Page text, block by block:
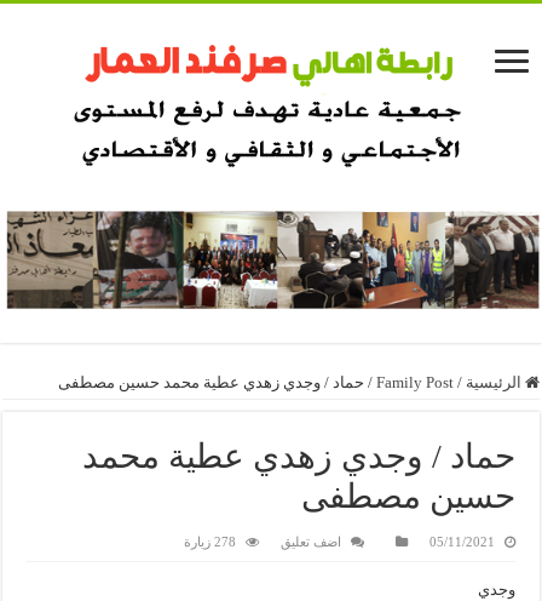
الرئيسية /
Family Post
/ حماد / وجدي زهدي عطية محمد حسين مصطفى
حماد / وجدي زهدي عطية محمد
حسين مصطفى
05/11/2021 اضف تعليق 278 زيارة
وجدي